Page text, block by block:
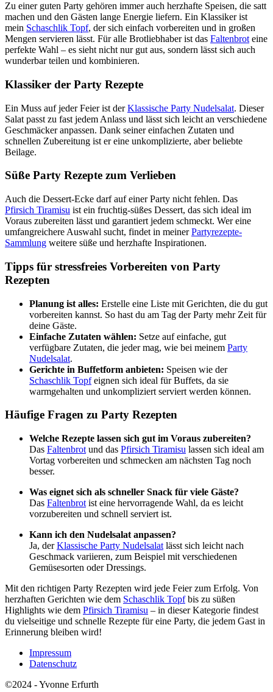
Zu einer guten Party gehören immer auch herzhafte Speisen, die satt
machen und den Gästen lange Energie liefern. Ein Klassiker ist
mein Schaschlik Topf, der sich einfach vorbereiten und in großen
Mengen servieren lässt. Für alle Brotliebhaber ist das Faltenbrot eine
perfekte Wahl – es sieht nicht nur gut aus, sondern lässt sich auch
wunderbar teilen und kombinieren.
Klassiker der Party Rezepte
Ein Muss auf jeder Feier ist derKlassische Party Nudelsalat. Dieser
Salat passt zu fast jedem Anlass und lässt sich leicht an verschiedene
Geschmäcker anpassen. Dank seiner einfachen Zutaten und
schnellen Zubereitung ist er eine unkomplizierte, aber beliebte
Beilage.
Süße Party Rezepte zum Verlieben
Auch die Dessert-Ecke darf auf einer Party nicht fehlen. Das
Pfirsich Tiramisu ist ein fruchtig-süßes Dessert, das sich ideal im
Voraus zubereiten lässt und garantiert jedem schmeckt. Wer eine
umfangreichere Auswahl sucht, findet in meinerPartyrezepte-
Sammlung weitere süße und herzhafte Inspirationen.
Tipps für stressfreies Vorbereiten von Party
Rezepten
Planung ist alles: Erstelle eine Liste mit Gerichten, die du gut
vorbereiten kannst. So hast du am Tag der Party mehr Zeit für
deine Gäste.
Einfache Zutaten wählen: Setze auf einfache, gut
verfügbare Zutaten, die jeder mag, wie bei meinem Party
Nudelsalat.
Gerichte in Buffetform anbieten: Speisen wie der
Schaschlik Topfeignen sich ideal für Buffets, da sie
warmgehalten und unkompliziert serviert werden können.
Häufige Fragen zu Party Rezepten
Welche Rezepte lassen sich gut im Voraus zubereiten?
Das Faltenbrot und das Pfirsich Tiramisu lassen sich ideal am
Vortag vorbereiten und schmecken am nächsten Tag noch
besser.
Was eignet sich als schneller Snack für viele Gäste?
Das Faltenbrot ist eine hervorragende Wahl, da es leicht
vorzubereiten und schnell serviert ist.
Kann ich den Nudelsalat anpassen?
Ja, derKlassische Party Nudelsalat lässt sich leicht nach
Geschmack variieren, zum Beispiel mit verschiedenen
Gemüsesorten oder Dressings.
Mit den richtigen Party Rezepten wird jede Feier zum Erfolg. Von
herzhaften Gerichten wie dem Schaschlik Topfbis zu süßen
Highlights wie dem Pfirsich Tiramisu – in dieser Kategorie findest
du vielseitige und schnelle Rezepte für eine Party, die jedem Gast in
Erinnerung bleiben wird!
Impressum
Datenschutz
©2024 - Yvonne Erfurth